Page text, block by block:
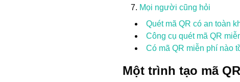
Mọi người cũng hỏi
Quét mã QR có an toàn
Công cụ quét mã QR
Có mã QR miễn phí nào
Một trình tạo mã